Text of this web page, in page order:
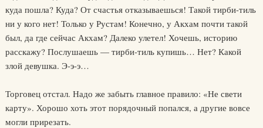
куда пошла? Куда? От счастья отказываешься! Такой тирби-тиль
ни у кого нет! Только у Рустам! Конечно, у Акхам почти такой
был, да где сейчас Акхам? Далеко улетел! Хочешь, историю
расскажу? Послушаешь — тирби-тиль купишь… Нет? Какой
злой девушка. Э-э-э…
Торговец отстал. Надо же забыть главное правило: «Не свети
карту». Хорошо хоть этот порядочный попался, а другие вовсе
могли прирезать.